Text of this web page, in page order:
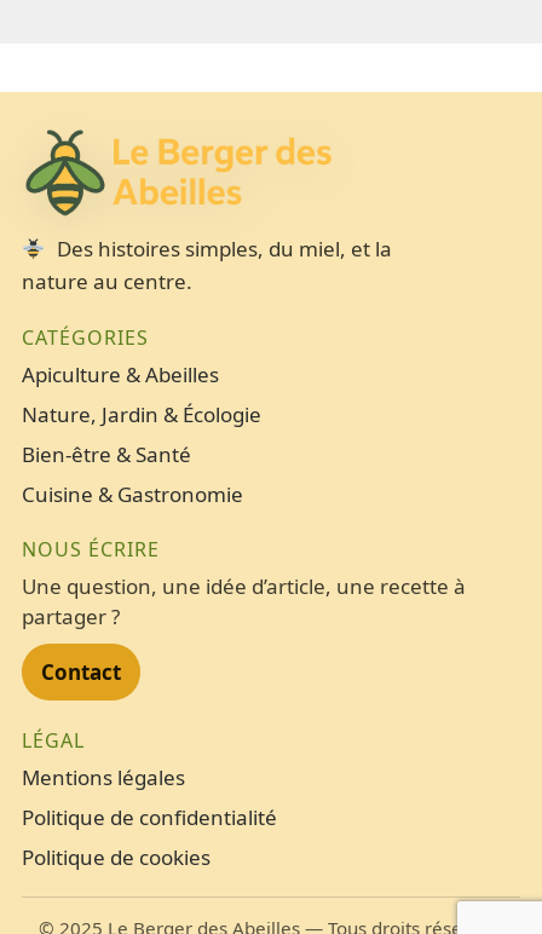
Des histoires simples, du miel, et la
nature au centre.
CATÉGORIES
Apiculture & Abeilles
Nature, Jardin & Écologie
Bien-être & Santé
Cuisine & Gastronomie
NOUS ÉCRIRE
Une question, une idée d’article, une recette à
partager ?
Contact
LÉGAL
Mentions légales
Politique de confidentialité
Politique de cookies
© 2025 Le Berger des Abeilles — Tous droits réservés.